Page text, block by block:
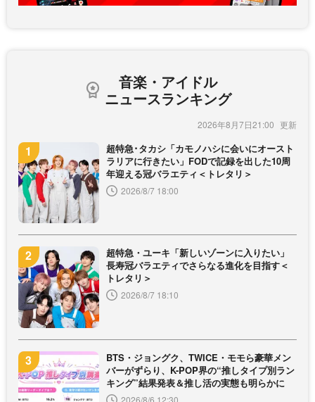
音楽・アイドル
ニュースランキング
2026年8月7日21:00
超特急･タカシ「カモノハシに会いにオースト
ラリアに行きたい」FODで記録を出した10周
年迎える冠バラエティ＜トレタリ＞
2026/8/7 18:00
超特急・ユーキ「新しいゾーンに入りたい」
長寿冠バラエティでさらなる進化を目指す＜
トレタリ＞
2026/8/7 18:10
BTS・ジョングク、TWICE・モモら豪華メン
バーがずらり、K-POP界の“推しタイプ別ラン
キング”結果発表＆推し活の実態も明らかに
2026/8/6 12:30